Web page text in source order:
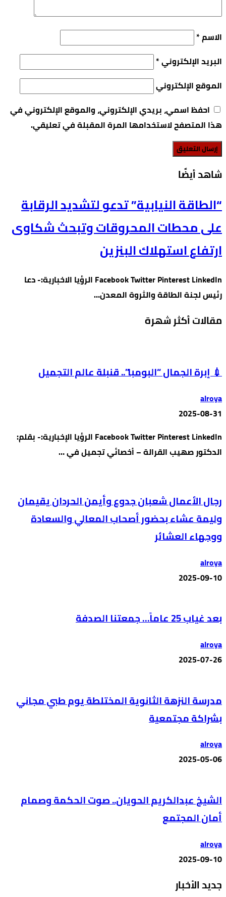
الاسم*
البريد الإلكتروني*
الموقع الإلكتروني
احفظ اسمي، بريدي الإلكتروني، والموقع الإلكتروني في
هذا المتصفح لاستخدامها المرة المقبلة في تعليقي.
‫شاهد أيضًا‬
“الطاقة النيابية” تدعو لتشديد الرقابة
على محطات المحروقات وتبحث شكاوى
ارتفاع استهلاك البنزين
Facebook Twitter Pinterest LinkedIn الرؤيا الاخبارية:- دعا
رئيس لجنة الطاقة والثروة المعدن…
مقالات أكثر شهرة
💉 إبرة الجمال “البومبا”.. قنبلة عالم التجميل
alroya
2025-08-31
Facebook Twitter Pinterest LinkedIn الرؤيا الإخبارية:- بقلم:
الدكتور صهيب القرالة – أخصائي تجميل في …
رجال الأعمال شعبان جدوع وأيمن الحردان يقيمان
وليمة عشاء بحضور أصحاب المعالي والسعادة
ووجهاء العشائر
alroya
2025-09-10
بعد غياب 25 عاماً… جمعتنا الصدفة
alroya
2025-07-26
مدرسة النزهة الثانوية المختلطة يوم طبي مجاني
بشراكة مجتمعية
alroya
2025-05-06
الشيخ عبدالكريم الحويان.. صوت الحكمة وصمام
أمان المجتمع
alroya
2025-09-10
جديد الأخبار